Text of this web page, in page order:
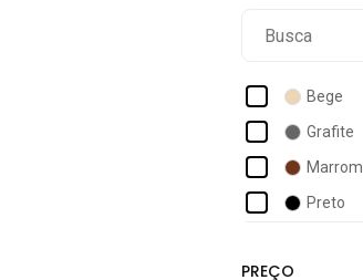
Bege
Grafite
Marrom
Preto